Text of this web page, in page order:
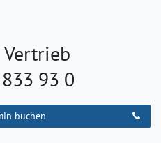
93 0
buchen